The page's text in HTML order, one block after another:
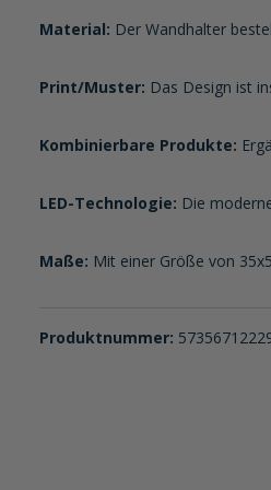
Material: Der Wandhalter
Print/Muster: Das Design ist
Kombinierbare Produkte:
LED-Technologie: Die
Maße: Mit einer Größe von
Produktnummer: